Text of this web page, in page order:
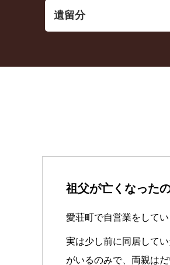
遺留分
祖父が亡くなった
愛荘町で自営業をして
実は少し前に同居して
がいるのみで、両親は